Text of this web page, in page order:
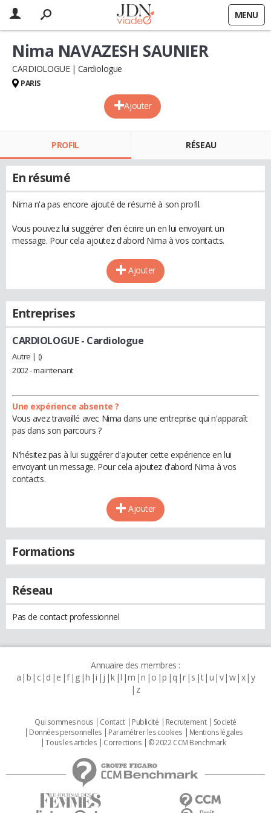
MENU
Ajouter
Nima NAVAZESH SAUNIER
CARDIOLOGUE Cardiologue
PARIS
PROFIL RÉSEAU
En résumé
Nima n'a pas encore ajouté de résumé à son profil.
Vous pouvez lui suggérer d'en écrire un en lui envoyant un
message. Pour cela ajoutez d'abord Nima à vos contacts.
Ajouter
Entreprises
CARDIOLOGUE- Cardiologue
Autre | ()
2002 - maintenant
Une expérience absente ?
Vous avez travaillé avec Nima dans une entreprise qui n'apparaît
pas dans son parcours ?
N'hésitez pas à lui suggérer d'ajouter cette expérience en lui
envoyant un message. Pour cela ajoutez d'abord Nima à vos
contacts.
Ajouter
Formations
Réseau
Pas de contact professionnel
Annuaire des membres :
a b c d e f g h i j k l m n o p q r s t u v w x y
z
Qui sommes nous Contact Publicité Recrutement
Societé
Données personnelles
Paramétrer les cookies
Mentions légales
Tous les articles
Corrections © 2022 CCM Benchmark